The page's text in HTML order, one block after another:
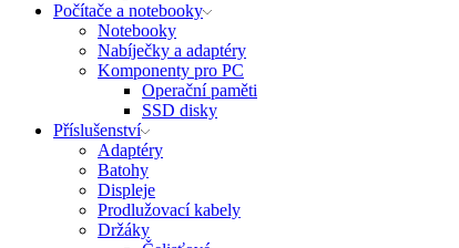
Počítače a notebooky
Notebooky
Nabíječky a adaptéry
Komponenty pro PC
Operační paměti
SSD disky
Příslušenství
Adaptéry
Batohy
Displeje
Prodlužovací kabely
Držáky